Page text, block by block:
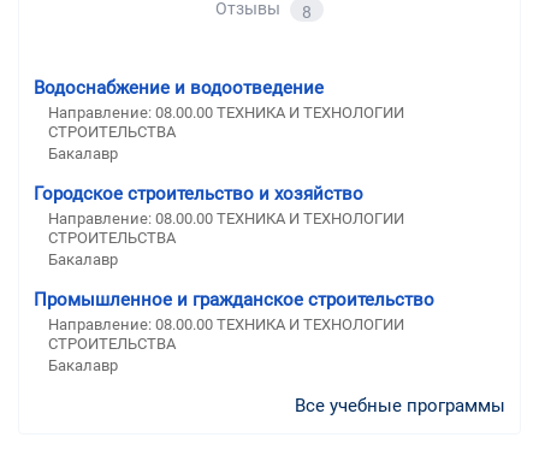
Отзывы 8
Водоснабжение и водоотведение
Направление: 08.00.00 ТЕХНИКА И ТЕХНОЛОГИИ
СТРОИТЕЛЬСТВА
Бакалавр
Городское строительство и хозяйство
Направление: 08.00.00 ТЕХНИКА И ТЕХНОЛОГИИ
СТРОИТЕЛЬСТВА
Бакалавр
Промышленное и гражданское строительство
Направление: 08.00.00 ТЕХНИКА И ТЕХНОЛОГИИ
СТРОИТЕЛЬСТВА
Бакалавр
Все учебные программы